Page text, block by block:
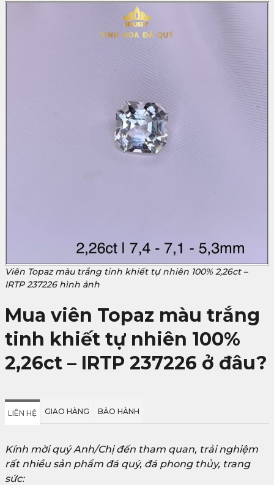
Viên Topaz màu trắng tinh khiết tự nhiên 100% 2,26ct –
IRTP 237226 hình ảnh
Mua viên Topaz màu trắng
tinh khiết tự nhiên 100%
2,26ct – IRTP 237226 ở đâu?
LIÊN HỆ GIAO HÀNG BẢO HÀNH
Kính mời quý Anh/Chị đến tham quan, trải nghiệm
rất nhiều sản phẩm đá quý, đá phong thủy, trang
sức: